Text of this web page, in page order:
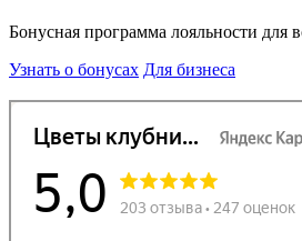
Бонусная программа лояльности для
Узнать о бонусах Для бизнеса